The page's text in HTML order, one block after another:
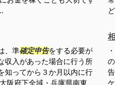
、準確定申告をする必要が
収入があった場合に行う所
知ってから３か月以内に行
阪府下全域・兵庫県南東